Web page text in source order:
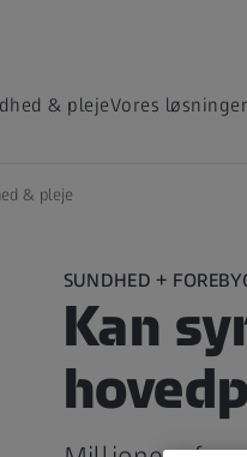
& plejeVores løsninger
& pleje
SUNDHED +
Kan